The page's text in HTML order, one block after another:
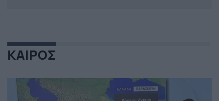
ΚΑΙΡΟΣ